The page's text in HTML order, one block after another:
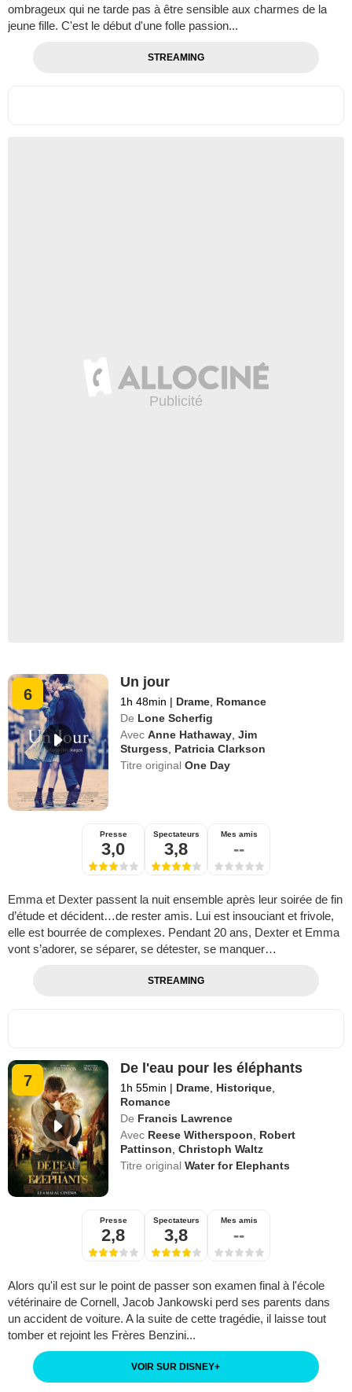
ombrageux qui ne tarde pas à être sensible aux charmes de la
jeune fille. C'est le début d'une folle passion...
STREAMING
6
Un jour
1h 48min | Drame Romance
De Lone Scherfig
Avec Anne Hathaway ,Jim
Sturgess
Patricia Clarkson
Titre originalOne Day
Presse
3,0
Spectateurs
3,8
Mes amis
--
Emma et Dexter passent la nuit ensemble après leur soirée de fin
d’étude et décident…de rester amis. Lui est insouciant et frivole,
elle est bourrée de complexes. Pendant 20 ans, Dexter et Emma
vont s’adorer, se séparer, se détester, se manquer…
STREAMING
7
De l'eau pour les éléphants
1h 55min | Drame Historique
Romance
De Francis Lawrence
Avec Reese Witherspoon
Robert
Pattinson ,Christoph Waltz
Titre originalWater for Elephants
Presse
2,8
Spectateurs
3,8
Mes amis
--
Alors qu'il est sur le point de passer son examen final à l'école
vétérinaire de Cornell, Jacob Jankowski perd ses parents dans
un accident de voiture. A la suite de cette tragédie, il laisse tout
tomber et rejoint les Frères Benzini...
VOIR SUR DISNEY+